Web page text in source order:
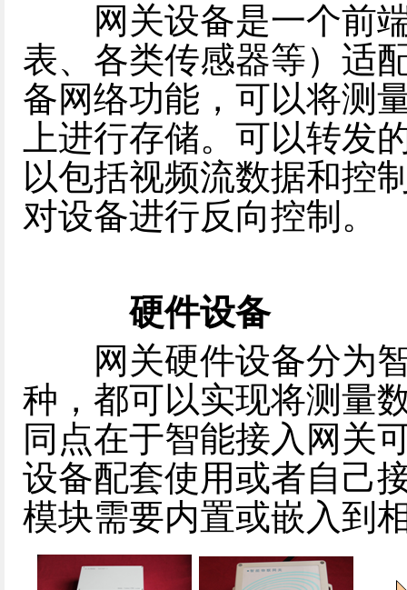
网关设备是一个前端
表、各类传感器等）适
备网络功能，可以将测
上进行存储。可以转发
以包括视频流数据和控
对设备进行反向控制。
硬件设备
网关硬件设备分为智
种，都可以实现将测量
同点在于智能接入网关
设备配套使用或者自己
模块需要内置或嵌入到